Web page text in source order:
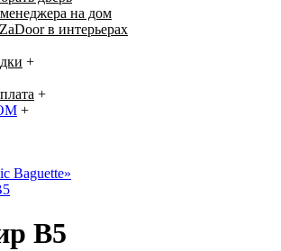
на дом
в интерьерах
+
+
+
Baguette»
В5